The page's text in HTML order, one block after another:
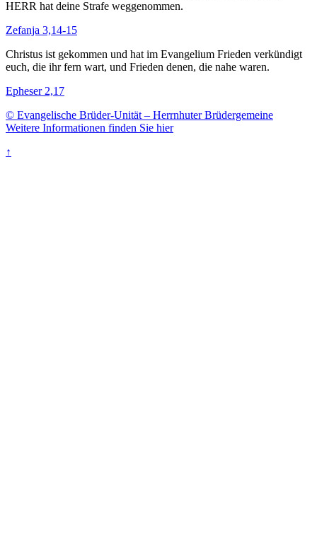
HERR hat deine Strafe weggenommen.
Zefanja 3,14-15
Christus ist gekommen und hat im Evangelium Frieden verkündigt
euch, die ihr fern wart, und Frieden denen, die nahe waren.
Epheser 2,17
© Evangelische Brüder-Unität – Herrnhuter Brüdergemeine
Weitere Informationen finden Sie hier
↑